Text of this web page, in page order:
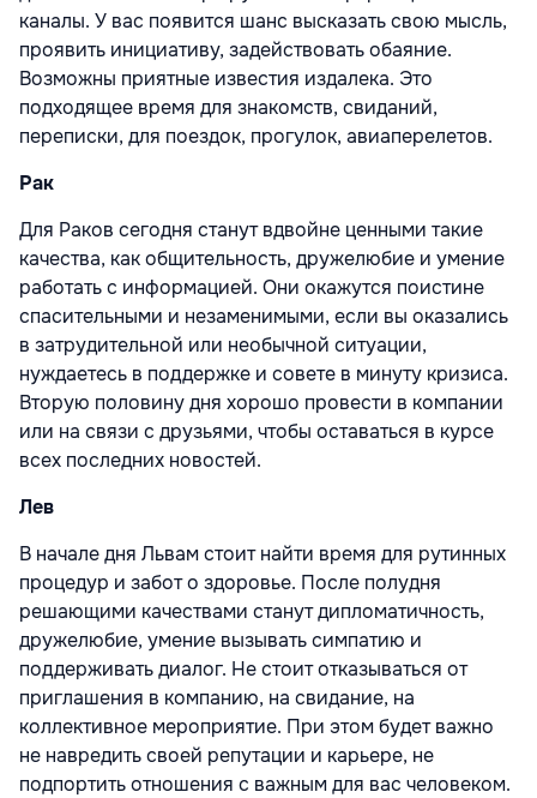
каналы. У вас появится шанс высказать свою мысль,
проявить инициативу, задействовать обаяние.
Возможны приятные известия издалека. Это
подходящее время для знакомств, свиданий,
переписки, для поездок, прогулок, авиаперелетов.
Рак
Для Раков сегодня станут вдвойне ценными такие
качества, как общительность, дружелюбие и умение
работать с информацией. Они окажутся поистине
спасительными и незаменимыми, если вы оказались
в затрудительной или необычной ситуации,
нуждаетесь в поддержке и совете в минуту кризиса.
Вторую половину дня хорошо провести в компании
или на связи с друзьями, чтобы оставаться в курсе
всех последних новостей.
Лев
В начале дня Львам стоит найти время для рутинных
процедур и забот о здоровье. После полудня
решающими качествами станут дипломатичность,
дружелюбие, умение вызывать симпатию и
поддерживать диалог. Не стоит отказываться от
приглашения в компанию, на свидание, на
коллективное мероприятие. При этом будет важно
не навредить своей репутации и карьере, не
подпортить отношения с важным для вас человеком.